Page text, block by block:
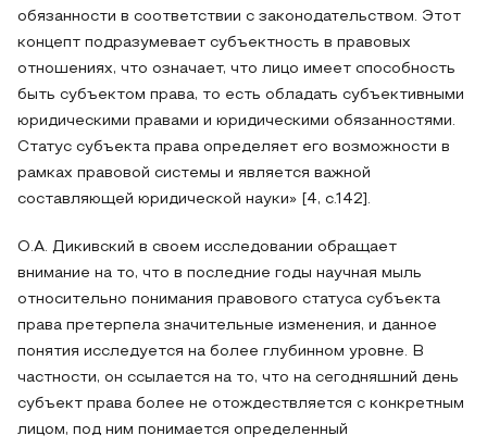
обязанности в соответствии с законодательством. Этот
концепт подразумевает субъектность в правовых
отношениях, что означает, что лицо имеет способность
быть субъектом права, то есть обладать субъективными
юридическими правами и юридическими обязанностями.
Статус субъекта права определяет его возможности в
рамках правовой системы и является важной
составляющей юридической науки» [4, c.142].
О.А. Дикивский в своем исследовании обращает
внимание на то, что в последние годы научная мыль
относительно понимания правового статуса субъекта
права претерпела значительные изменения, и данное
понятия исследуется на более глубинном уровне. В
частности, он ссылается на то, что на сегодняшний день
субъект права более не отождествляется с конкретным
лицом, под ним понимается определенный